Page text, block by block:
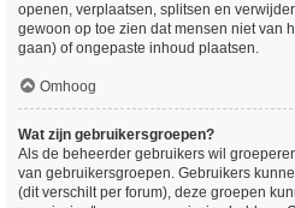
openen, verplaatsen, splitsen en
gewoon op toe zien dat mensen niet van
gaan) of ongepaste inhoud plaatsen.
Omhoog
Wat zijn gebruikersgroepen?
Als de beheerder gebruikers wil
van gebruikersgroepen. Gebruikers
(dit verschilt per forum), deze groepen